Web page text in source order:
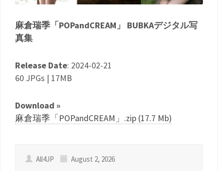
麻倉瑞季「POPandCREAM」 BUBKAデジタル写
真集
Release Date: 2024-02-21
60 JPGs | 17MB
Download »
麻倉瑞季「POPandCREAM」.zip (17.7 Mb)
All4JP
August 2, 2026